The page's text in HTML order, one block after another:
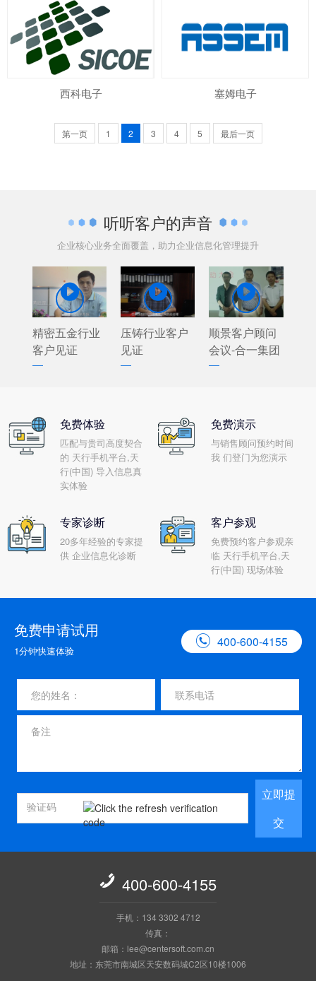
西科电子 塞姆电子
第一页 1 2 3 4 5 最后一页
听听客户的声音
企业核心业务全面覆盖，助力企业信息化管理提升

精密五金行业
客户见证

压铸行业客户
见证

顺景客户顾问
会议-合一集团
免费体验
匹配与贵司高度契合
的 天行手机平台,天
行(中国) 导入信息真
实体验
免费演示
与销售顾问预约时间
我 们登门为您演示
专家诊断
20多年经验的专家提
供 企业信息化诊断
客户参观
免费预约客户参观亲
临 天行手机平台,天
行(中国) 现场体验
免费申请试用
1分钟快速体验
 400-600-4155
立即提
交
 400-600-4155
手机：134 3302 4712
传真：
邮箱：lee@centersoft.com.cn
地址：东莞市南城区天安数码城C2区10楼1006